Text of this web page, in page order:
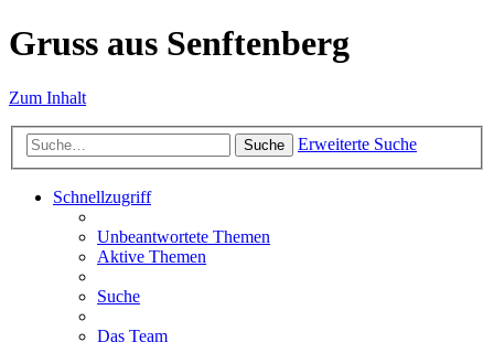
Gruss aus Senftenberg
Zum Inhalt
Suche Erweiterte Suche
Schnellzugriff
Unbeantwortete Themen
Aktive Themen
Suche
Das Team